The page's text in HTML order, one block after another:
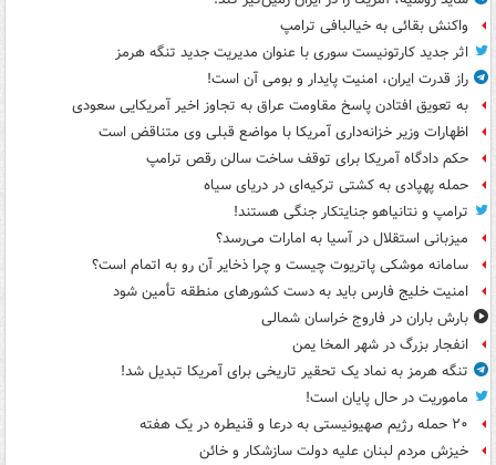
واکنش بقائی به خیالبافی ترامپ
اثر جدید کارتونیست سوری با عنوان مدیریت جدید تنگه هرمز
راز قدرت ایران، امنیت پایدار و بومی آن است!
به تعویق افتادن پاسخ مقاومت عراق به تجاوز اخیر آمریکایی سعودی
اظهارات وزیر خزانه‌داری آمریکا با مواضع قبلی وی متناقض است
حکم دادگاه آمریکا برای توقف ساخت سالن رقص ترامپ
حمله پهپادی به کشتی ترکیه‌ای در دریای سیاه
ترامپ و نتانیاهو جنایتکار جنگی هستند!
میزبانی استقلال در آسیا به امارات می‌رسد؟
سامانه موشکی پاتریوت چیست و چرا ذخایر آن رو به اتمام است؟
امنیت خلیج فارس باید به دست کشورهای منطقه تأمین شود
بارش باران در فاروج خراسان شمالی
انفجار بزرگ در شهر المخا یمن
تنگه هرمز به نماد یک تحقیر تاریخی برای آمریکا تبدیل شد!
ماموریت در حال پایان است!
۲۰ حمله رژیم صهیونیستی به درعا و قنیطره در یک هفته
خیزش مردم لبنان علیه دولت سازشکار و خائن